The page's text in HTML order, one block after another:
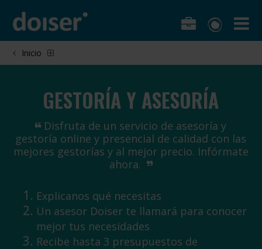
Inicio
GESTORÍA Y ASESORÍA
Disfruta de un servicio de asesoría y
gestoría online y presencial de calidad con las
mejores gestorías y al mejor precio. Infórmate
ahora.
Explicanos qué necesitas
Un asesor Doiser te llamará para conocer
mejor tus necesidades
Recibe hasta 3 presupuestos de